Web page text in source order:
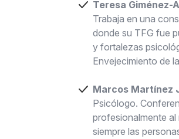
Teresa Giménez-
Trabaja en una
donde su TFG fue
y fortalezas
Envejecimiento de
Marcos Martínez
Psicólogo.
profesionalmente al
siempre las